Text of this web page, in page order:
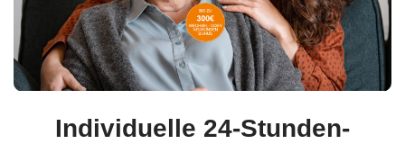
Individuelle 24-Stunden-